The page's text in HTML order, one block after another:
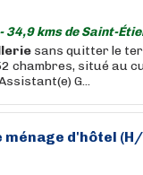
34,9 kms de Saint-
sans quitter le
chambres, situé au
G...
ménage d'hôtel (H/